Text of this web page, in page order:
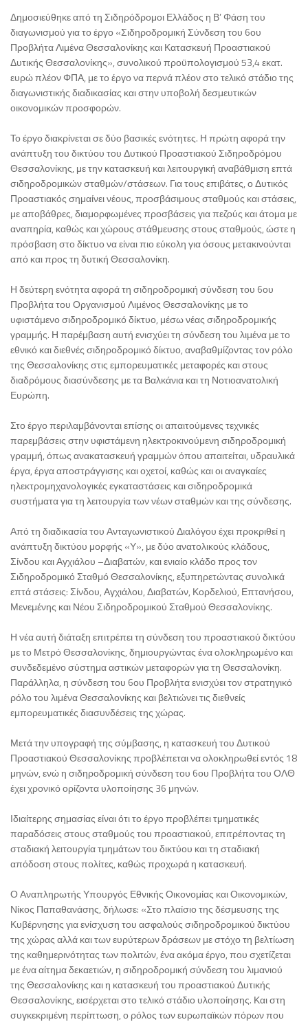
Δημοσιεύθηκε από τη Σιδηρόδρομοι Ελλάδος η Β’ Φάση του
διαγωνισμού για το έργο «Σιδηροδρομική Σύνδεση του 6ου
Προβλήτα Λιμένα Θεσσαλονίκης και Κατασκευή Προαστιακού
Δυτικής Θεσσαλονίκης», συνολικού προϋπολογισμού 53,4 εκατ.
ευρώ πλέον ΦΠΑ, με το έργο να περνά πλέον στο τελικό στάδιο της
διαγωνιστικής διαδικασίας και στην υποβολή δεσμευτικών
οικονομικών προσφορών.
Το έργο διακρίνεται σε δύο βασικές ενότητες. Η πρώτη αφορά την
ανάπτυξη του δικτύου του Δυτικού Προαστιακού Σιδηροδρόμου
Θεσσαλονίκης, με την κατασκευή και λειτουργική αναβάθμιση επτά
σιδηροδρομικών σταθμών/στάσεων. Για τους επιβάτες, ο Δυτικός
Προαστιακός σημαίνει νέους, προσβάσιμους σταθμούς και στάσεις,
με αποβάθρες, διαμορφωμένες προσβάσεις για πεζούς και άτομα με
αναπηρία, καθώς και χώρους στάθμευσης στους σταθμούς, ώστε η
πρόσβαση στο δίκτυο να είναι πιο εύκολη για όσους μετακινούνται
από και προς τη δυτική Θεσσαλονίκη.
Η δεύτερη ενότητα αφορά τη σιδηροδρομική σύνδεση του 6ου
Προβλήτα του Οργανισμού Λιμένος Θεσσαλονίκης με το
υφιστάμενο σιδηροδρομικό δίκτυο, μέσω νέας σιδηροδρομικής
γραμμής. Η παρέμβαση αυτή ενισχύει τη σύνδεση του λιμένα με το
εθνικό και διεθνές σιδηροδρομικό δίκτυο, αναβαθμίζοντας τον ρόλο
της Θεσσαλονίκης στις εμπορευματικές μεταφορές και στους
διαδρόμους διασύνδεσης με τα Βαλκάνια και τη Νοτιοανατολική
Ευρώπη.
Στο έργο περιλαμβάνονται επίσης οι απαιτούμενες τεχνικές
παρεμβάσεις στην υφιστάμενη ηλεκτροκινούμενη σιδηροδρομική
γραμμή, όπως ανακατασκευή γραμμών όπου απαιτείται, υδραυλικά
έργα, έργα αποστράγγισης και οχετοί, καθώς και οι αναγκαίες
ηλεκτρομηχανολογικές εγκαταστάσεις και σιδηροδρομικά
συστήματα για τη λειτουργία των νέων σταθμών και της σύνδεσης.
Από τη διαδικασία του Ανταγωνιστικού Διαλόγου έχει προκριθεί η
ανάπτυξη δικτύου μορφής «Υ», με δύο ανατολικούς κλάδους,
Σίνδου και Αγχιάλου –Διαβατών, και ενιαίο κλάδο προς τον
Σιδηροδρομικό Σταθμό Θεσσαλονίκης, εξυπηρετώντας συνολικά
επτά στάσεις: Σίνδου, Αγχιάλου, Διαβατών, Κορδελιού, Επτανήσου,
Μενεμένης και Νέου Σιδηροδρομικού Σταθμού Θεσσαλονίκης.
Η νέα αυτή διάταξη επιτρέπει τη σύνδεση του προαστιακού δικτύου
με το Μετρό Θεσσαλονίκης, δημιουργώντας ένα ολοκληρωμένο και
συνδεδεμένο σύστημα αστικών μεταφορών για τη Θεσσαλονίκη.
Παράλληλα, η σύνδεση του 6ου Προβλήτα ενισχύει τον στρατηγικό
ρόλο του λιμένα Θεσσαλονίκης και βελτιώνει τις διεθνείς
εμπορευματικές διασυνδέσεις της χώρας.
Μετά την υπογραφή της σύμβασης, η κατασκευή του Δυτικού
Προαστιακού Θεσσαλονίκης προβλέπεται να ολοκληρωθεί εντός 18
μηνών, ενώ η σιδηροδρομική σύνδεση του 6ου Προβλήτα του ΟΛΘ
έχει χρονικό ορίζοντα υλοποίησης 36 μηνών.
Ιδιαίτερης σημασίας είναι ότι το έργο προβλέπει τμηματικές
παραδόσεις στους σταθμούς του προαστιακού, επιτρέποντας τη
σταδιακή λειτουργία τμημάτων του δικτύου και τη σταδιακή
απόδοση στους πολίτες, καθώς προχωρά η κατασκευή.
Ο Αναπληρωτής Υπουργός Εθνικής Οικονομίας και Οικονομικών,
Νίκος Παπαθανάσης, δήλωσε: «Στο πλαίσιο της δέσμευσης της
Κυβέρνησης για ενίσχυση του ασφαλούς σιδηροδρομικού δικτύου
της χώρας αλλά και των ευρύτερων δράσεων με στόχο τη βελτίωση
της καθημερινότητας των πολιτών, ένα ακόμα έργο, που σχετίζεται
με ένα αίτημα δεκαετιών, η σιδηροδρομική σύνδεση του λιμανιού
της Θεσσαλονίκης και η κατασκευή του προαστιακού Δυτικής
Θεσσαλονίκης, εισέρχεται στο τελικό στάδιο υλοποίησης. Και στη
συγκεκριμένη περίπτωση, ο ρόλος των ευρωπαϊκών πόρων που